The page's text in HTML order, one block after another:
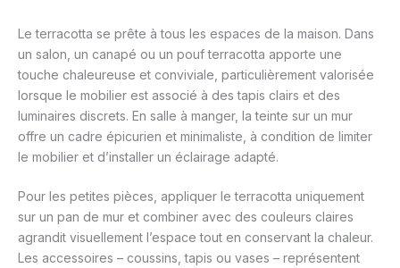
Le terracotta se prête à tous les espaces de la maison. Dans
un salon, un canapé ou un pouf terracotta apporte une
touche chaleureuse et conviviale, particulièrement valorisée
lorsque le mobilier est associé à des tapis clairs et des
luminaires discrets. En salle à manger, la teinte sur un mur
offre un cadre épicurien et minimaliste, à condition de limiter
le mobilier et d’installer un éclairage adapté.
Pour les petites pièces, appliquer le terracotta uniquement
sur un pan de mur et combiner avec des couleurs claires
agrandit visuellement l’espace tout en conservant la chaleur.
Les accessoires – coussins, tapis ou vases – représentent